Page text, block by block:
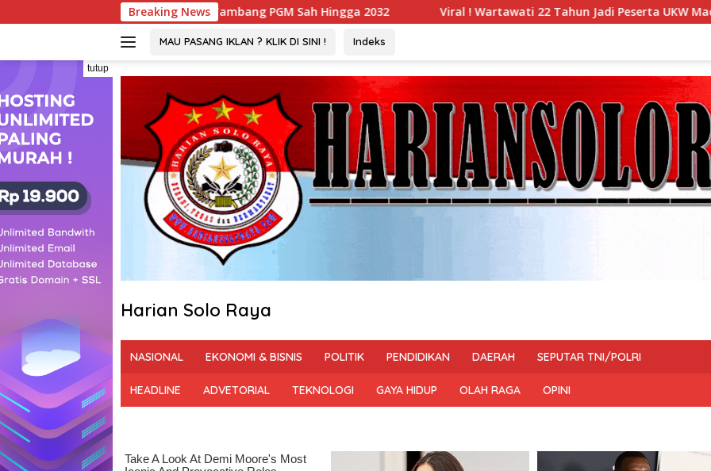
ke
Breaking News
: Izin Tambang PGM Sah Hingga 2032 Viral ! Wartawati 22 Tahun Jadi Peserta UKW Madya Termuda dan Lolos
MAU PASANG IKLAN ? KLIK DI SINI ! Indeks
tutup
Harian Solo Raya
Tegas
Bermartabat
NASIONAL EKONOMI & BISNIS POLITIK PENDIDIKAN DAERAH SEPUTAR TNI/POLRI
HEADLINE ADVETORIAL TEKNOLOGI GAYA HIDUP OLAH RAGA OPINI